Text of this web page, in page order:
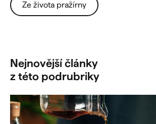
Ze života pražírny
Nejnovější články
z této podrubriky